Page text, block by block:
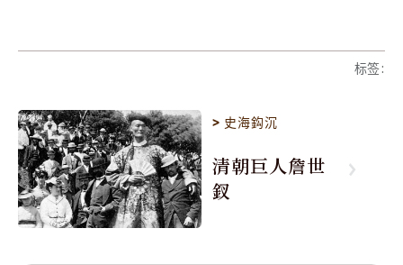
标签:
> 史海鈎沉
清朝巨人詹世
釵